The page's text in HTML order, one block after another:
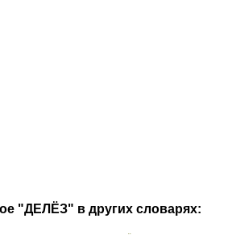
"ДЕЛЁЗ" в других словарях: